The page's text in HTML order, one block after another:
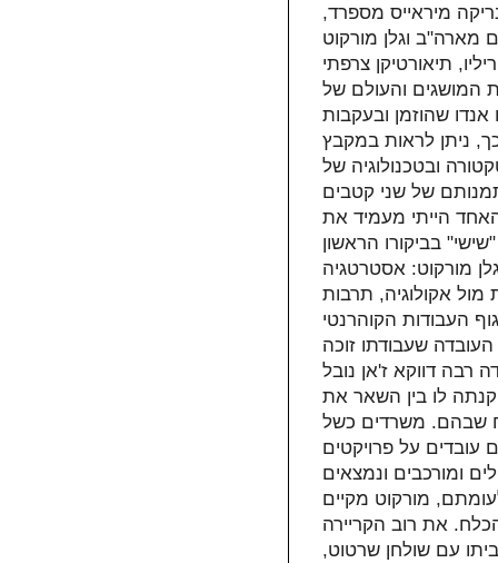
מיראייס מספרד,
מארה"ב וגלן מורקוט
תיאורטיקן צרפתי
המושגים והעולם של
שהוזמן ובעקבות
ניתן לראות במקבץ
ובטכנולוגיה של
של שני קטבים
האחד הייתי מעמיד את
בביקורו הראשון
גלן מורקוט: אסטרטגיה
מול אקולוגיה, תרבות
בעל גוף העבודות הקוהרנטי
שעבודתו זוכה
רבה דווקא ז'אן נובל
במסגרת הביאנלה של פאריז ב- 1980) והקנתה לו בין השאר את
כנידח שבהם. משרדים כשל
עובדים על פרויקטים
ומורכבים ונמצאים
מורקוט מקיים
את רוב הקריירה
עם שולחן שרטוט,